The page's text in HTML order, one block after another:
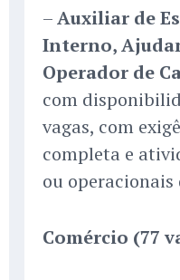
–Auxiliar de
Interno,
Operador de
com
vagas, com
completa e
ou
Comércio (77